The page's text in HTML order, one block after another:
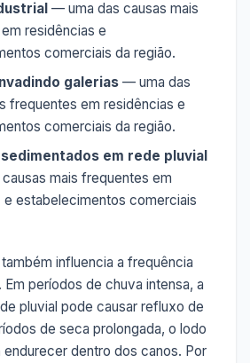
— uma das causas mais
residências e
comerciais da região.
galerias — uma das
frequentes em residências e
comerciais da região.
em rede pluvial
mais frequentes em
e estabelecimentos comerciais
influencia a frequência
períodos de chuva intensa, a
pluvial pode causar refluxo de
de seca prolongada, o lodo
dentro dos canos. Por